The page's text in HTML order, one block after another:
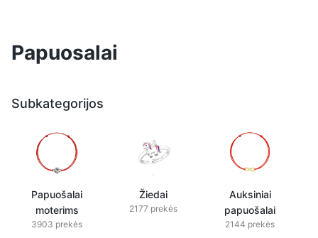
Papuosalai
Subkategorijos
Papuošalai
moterims
3903 prekės
Žiedai
2177 prekės
Auksiniai
papuošalai
2144 prekės